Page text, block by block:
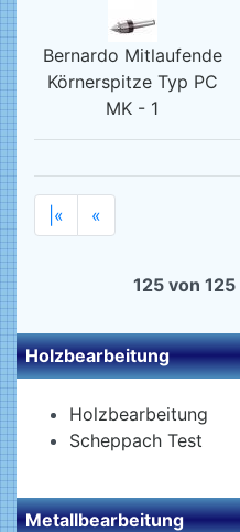
Bernardo Mitlaufende
Körnerspitze Typ PC
MK - 1
|« «
125 von 125
Holzbearbeitung
Holzbearbeitung
Scheppach Test
Metallbearbeitung